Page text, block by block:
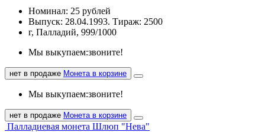
Номинал: 25 рублей
Выпуск: 28.04.1993. Тираж: 2500
г, Палладий, 999/1000
Мы выкупаем:звоните!
нет в продаже Монета в корзине
Мы выкупаем:звоните!
нет в продаже Монета в корзине
Палладиевая монета Шлюп "Нева"